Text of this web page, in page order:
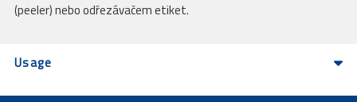
(peeler) nebo odřezávačem etiket.
Usage